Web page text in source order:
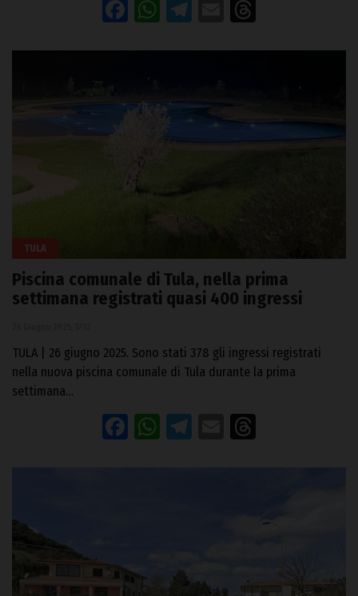
Facebook
WhatsApp
Telegram
Email
TULA
Piscina comunale di Tula, nella prima
settimana registrati quasi 400 ingressi
TULA | 26 giugno 2025. Sono stati 378 gli ingressi registrati
nella nuova piscina comunale di Tula durante la prima
settimana…
Facebook
WhatsApp
Telegram
Email